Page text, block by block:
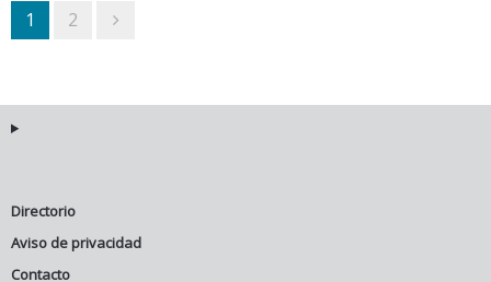
1 2
Directorio
Aviso de privacidad
Contacto